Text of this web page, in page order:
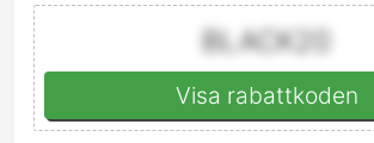
BLACK20
Visa rabattkoden